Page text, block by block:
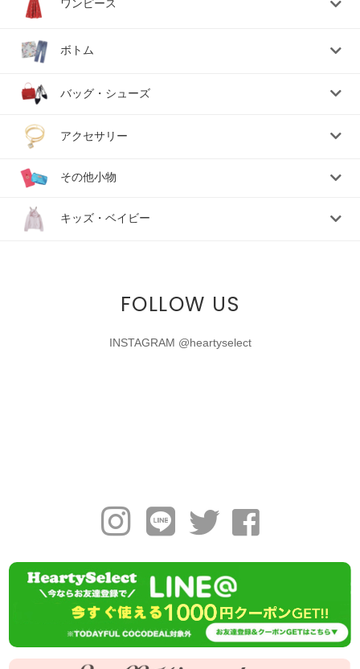
ワンピース
ボトム
バッグ・シューズ
アクセサリー
その他小物
キッズ・ベイビー
FOLLOW US
INSTAGRAM @heartyselect